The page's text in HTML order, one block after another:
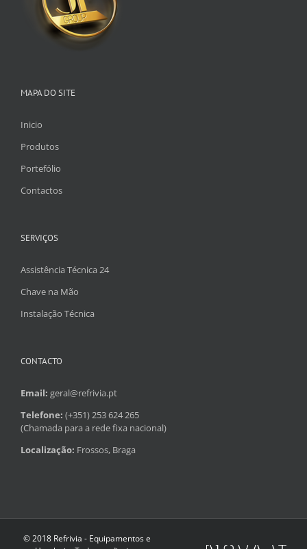
MAPA DO SITE
Inicio
Produtos
Portefólio
Contactos
SERVIÇOS
Assistência Técnica 24
Chave na Mão
Instalação Técnica
CONTACTO
Email: geral@refrivia.pt
Telefone: (+351) 253 624 265
(Chamada para a rede fixa nacional)
Localização: Frossos, Braga
© 2018 Refrivia - Equipamentos e